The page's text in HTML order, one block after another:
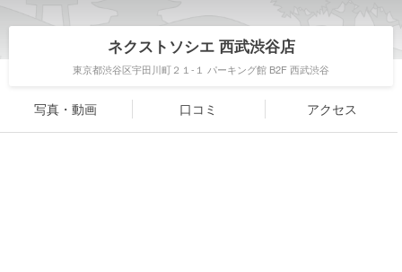
ネクストソシエ 西武渋谷店
東京都渋谷区宇田川町２１-１ パーキング館 B2F 西武渋谷
写真・動画 口コミ アクセス